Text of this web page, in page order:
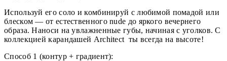
Используй его соло и комбинируй с любимой помадой или
блеском — от естественного nude до яркого вечернего
образа. Наноси на увлажненные губы, начиная с уголков. С
коллекцией карандашей Architect ты всегда на высоте!
Способ 1 (контур + градиент):